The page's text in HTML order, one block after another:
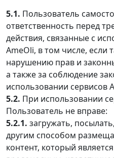
5.1. Пользователь
ответственность перед
действия, связанные с
AmeOli, в том числе, если
нарушению прав и
а также за соблюдение
использовании сервисов
5.2. При использовании
Пользователь не вправе:
5.2.1. загружать,
другим способом
контент, который